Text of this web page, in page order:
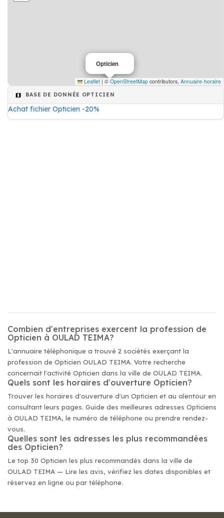
Opticien
Leaflet | © OpenStreetMap contributors, Annuaire-horaire
BASE DE DONNÉE OPTICIEN
Achat fichier Opticien -20%
Combien d'entreprises exercent la profession de
Opticien à OULAD TEIMA?
L'annuaire téléphonique a trouvé 2 sociétés exerçant la
profession de Opticien OULAD TEIMA. Votre recherche
concernait l'activité Opticien dans la ville de OULAD TEIMA.
Quels sont les horaires d'ouverture Opticien?
Trouver les horaires d'ouverture d'un Opticien et au alentour en
consultant leurs pages. Guide des meilleures adresses Opticiens
à OULAD TEIMA, le numéro de téléphone ou prendre rendez-
vous.
Quelles sont les adresses les plus recommandées
des Opticien?
Le top 30 Opticien les plus recommandés dans la ville de
OULAD TEIMA — Lire les avis, vérifiez les dates disponibles et
réservez en ligne ou par téléphone.